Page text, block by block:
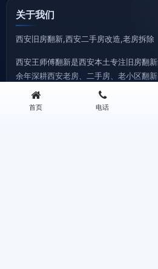
关于我们
西安旧房翻新,西安二手房改造,老房拆除
西安王师傅翻新是西安本土专注旧房翻
余年深耕西安老房、二手房、老小区翻
修设计师、拥有 20 + 年施工经验的老
房户型特点、水电改造难点、装修政策
首页 电话